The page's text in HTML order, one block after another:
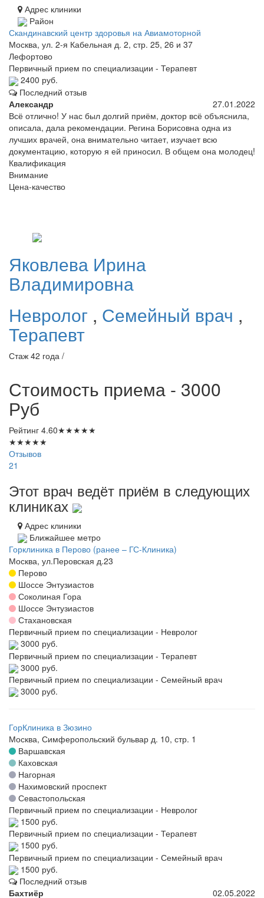
Адрес клиники
Район
Скандинавский центр здоровья на Авиамоторной
Москва, ул. 2-я Кабельная д. 2, стр. 25, 26 и 37
Лефортово
Первичный прием по специализации - Терапевт
2400 руб.
Последний отзыв
Александр
27.01.2022
Всё отлично! У нас был долгий приём, доктор всё объяснила,
описала, дала рекомендации. Регина Борисовна одна из
лучших врачей, она внимательно читает, изучает всю
документацию, которую я ей приносил. В общем она молодец!
Квалификация
Внимание
Цена-качество
Яковлева Ирина
Владимировна
Невролог , Семейный врач ,
Терапевт
Стаж 42 года /
Стоимость приема - 3000
Руб
Рейтинг 4.60★★★★★
★★★★★
Отзывов
21
Этот врач ведёт приём в следующих
клиниках
Адрес клиники
Ближайшее метро
Горклиника в Перово (ранее – ГС-Клиника)
Москва, ул.Перовская д.23
Перово
Шоссе Энтузиастов
Соколиная Гора
Шоссе Энтузиастов
Стахановская
Первичный прием по специализации - Невролог
3000 руб.
Первичный прием по специализации - Терапевт
3000 руб.
Первичный прием по специализации - Семейный врач
3000 руб.
ГорКлиника в Зюзино
Москва, Симферопольский бульвар д. 10, стр. 1
Варшавская
Каховская
Нагорная
Нахимовский проспект
Севастопольская
Первичный прием по специализации - Невролог
1500 руб.
Первичный прием по специализации - Терапевт
1500 руб.
Первичный прием по специализации - Семейный врач
1500 руб.
Последний отзыв
Бахтиёр
02.05.2022